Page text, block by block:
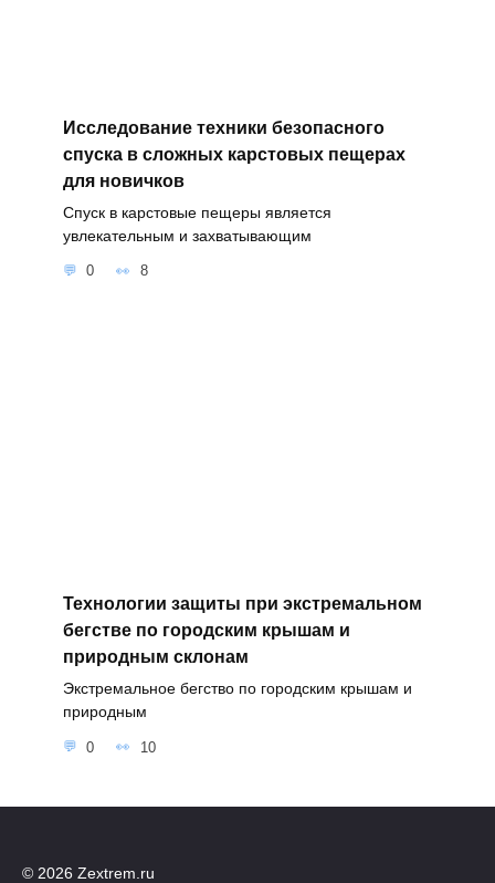
Исследование техники безопасного
спуска в сложных карстовых пещерах
для новичков
Спуск в карстовые пещеры является
увлекательным и захватывающим
0 8
Технологии защиты при экстремальном
бегстве по городским крышам и
природным склонам
Экстремальное бегство по городским крышам и
природным
0 10
© 2026 Zextrem.ru